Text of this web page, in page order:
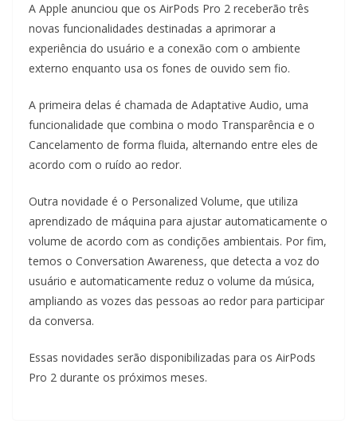
A Apple anunciou que os AirPods Pro 2 receberão três
novas funcionalidades destinadas a aprimorar a
experiência do usuário e a conexão com o ambiente
externo enquanto usa os fones de ouvido sem fio.
A primeira delas é chamada de Adaptative Audio, uma
funcionalidade que combina o modo Transparência e o
Cancelamento de forma fluida, alternando entre eles de
acordo com o ruído ao redor.
Outra novidade é o Personalized Volume, que utiliza
aprendizado de máquina para ajustar automaticamente o
volume de acordo com as condições ambientais. Por fim,
temos o Conversation Awareness, que detecta a voz do
usuário e automaticamente reduz o volume da música,
ampliando as vozes das pessoas ao redor para participar
da conversa.
Essas novidades serão disponibilizadas para os AirPods
Pro 2 durante os próximos meses.